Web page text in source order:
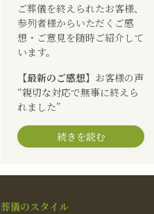
ご葬儀を終えられたお客様、
参列者様からいただくご感
想・ご意見を随時ご紹介して
います。
【最新のご感想】 お客様の声
“親切な対応で無事に終えら
れました”
続きを読む
葬儀のスタイル